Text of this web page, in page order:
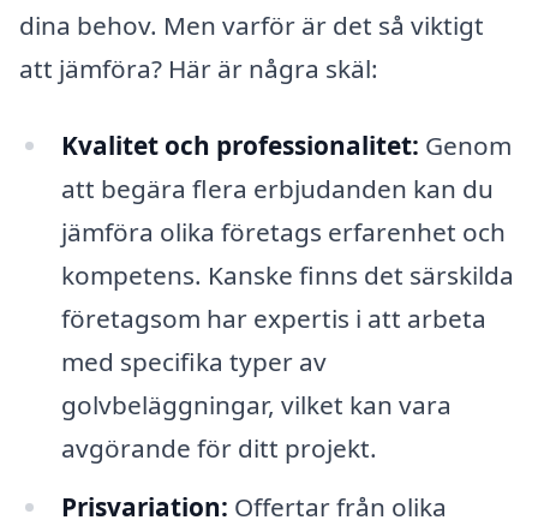
dina behov. Men varför är det så viktigt
att jämföra? Här är några skäl:
Kvalitet och professionalitet: Genom
att begära flera erbjudanden kan du
jämföra olika företags erfarenhet och
kompetens. Kanske finns det särskilda
företagsom har expertis i att arbeta
med specifika typer av
golvbeläggningar, vilket kan vara
avgörande för ditt projekt.
Prisvariation: Offertar från olika